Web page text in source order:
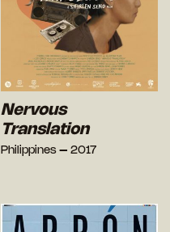
Nervous
Translation
Philippines – 2017